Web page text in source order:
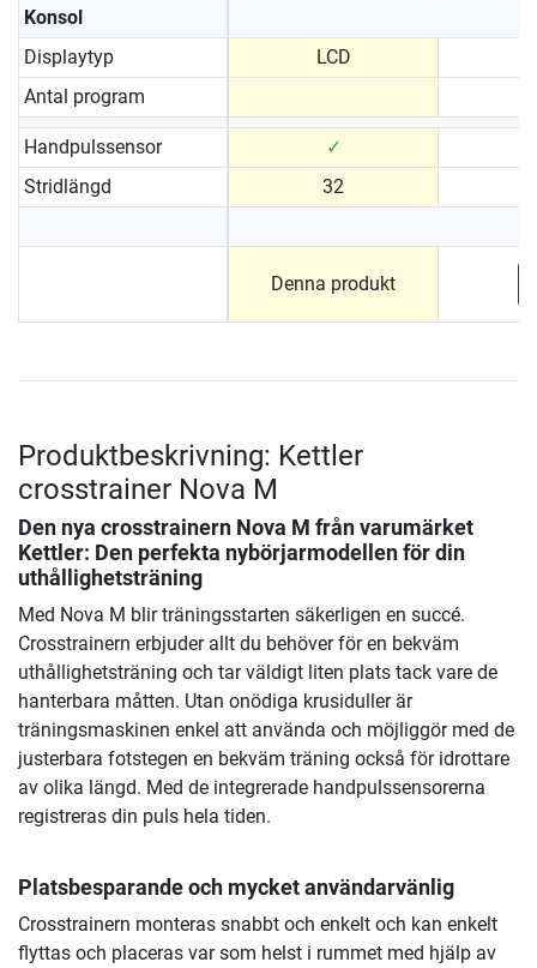
Konsol
Displaytyp
LCD
Antal program
Handpulssensor ✓
Stridlängd
32
Denna produkt
Produktbeskrivning: Kettler
crosstrainer Nova M
Den nya crosstrainern Nova M från varumärket
Kettler: Den perfekta nybörjarmodellen för din
uthållighetsträning
Med Nova M blir träningsstarten säkerligen en succé.
Crosstrainern erbjuder allt du behöver för en bekväm
uthållighetsträning och tar väldigt liten plats tack vare de
hanterbara måtten. Utan onödiga krusiduller är
träningsmaskinen enkel att använda och möjliggör med de
justerbara fotstegen en bekväm träning också för idrottare
av olika längd. Med de integrerade handpulssensorerna
registreras din puls hela tiden.
Platsbesparande och mycket användarvänlig
Crosstrainern monteras snabbt och enkelt och kan enkelt
flyttas och placeras var som helst i rummet med hjälp av